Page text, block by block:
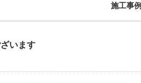
施工事例
います